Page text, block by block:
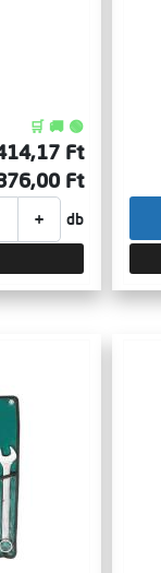
🛒 🚚 🟢
Ft
Ft
+ db